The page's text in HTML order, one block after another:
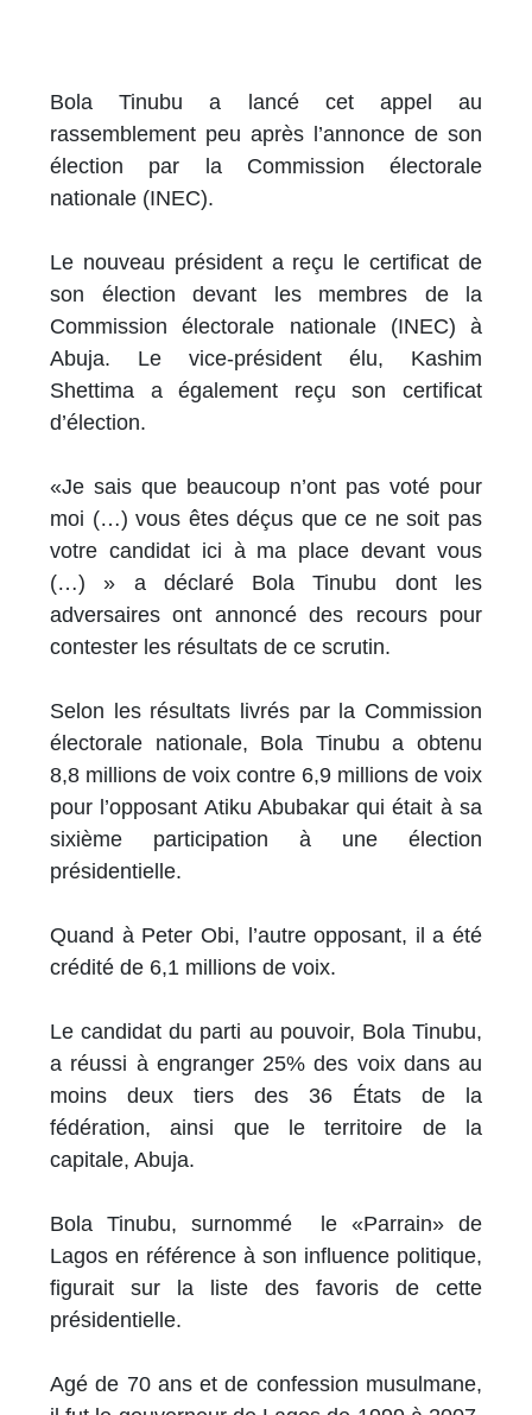
Bola Tinubu a lancé cet appel au
rassemblement peu après l’annonce de son
élection par la Commission électorale
nationale (INEC).
Le nouveau président a reçu le certificat de
son élection devant les membres de la
Commission électorale nationale (INEC) à
Abuja. Le vice-président élu, Kashim
Shettima a également reçu son certificat
d’élection.
«Je sais que beaucoup n’ont pas voté pour
moi (…) vous êtes déçus que ce ne soit pas
votre candidat ici à ma place devant vous
(…) » a déclaré Bola Tinubu dont les
adversaires ont annoncé des recours pour
contester les résultats de ce scrutin.
Selon les résultats livrés par la Commission
électorale nationale, Bola Tinubu a obtenu
8,8 millions de voix contre 6,9 millions de voix
pour l’opposant Atiku Abubakar qui était à sa
sixième participation à une élection
présidentielle.
Quand à Peter Obi, l’autre opposant, il a été
crédité de 6,1 millions de voix.
Le candidat du parti au pouvoir, Bola Tinubu,
a réussi à engranger 25% des voix dans au
moins deux tiers des 36 États de la
fédération, ainsi que le territoire de la
capitale, Abuja.
Bola Tinubu, surnommé le «Parrain» de
Lagos en référence à son influence politique,
figurait sur la liste des favoris de cette
présidentielle.
Agé de 70 ans et de confession musulmane,